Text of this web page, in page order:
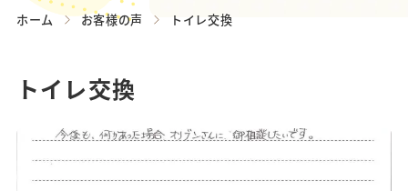
ホーム お客様の声 トイレ交換
トイレ交換